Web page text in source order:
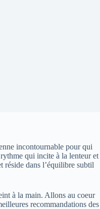
incontournable pour qui
qui incite à la lenteur et
réside dans l’équilibre subtil
à la main. Allons au coeur
recommandations des